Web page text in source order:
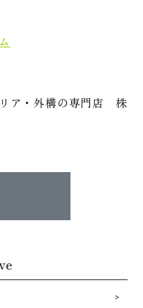
ア・外構の専門店 株